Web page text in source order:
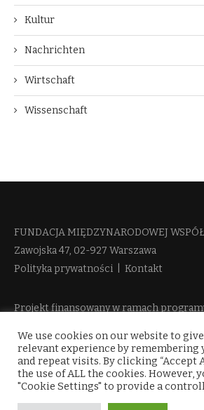
Kultur
Nachrichten
Wirtschaft
Wissenschaft
FUNDACJA MIĘDZYNARODOWEJ
Zawojska 47, 02-927 Warszawa
Polityka prywatności
Kontakt
Projekt finansowany w ramach
więcej informacji
We use cookies on our website to
relevant experience by remembering
and repeat visits. By clicking “Accept
the use of ALL the cookies. However,
"Cookie Settings" to provide a